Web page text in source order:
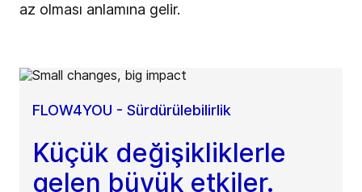
az olması anlamına gelir.
FLOW4YOU - Sürdürülebilirlik
Küçük değişikliklerle
gelen büyük etkiler.